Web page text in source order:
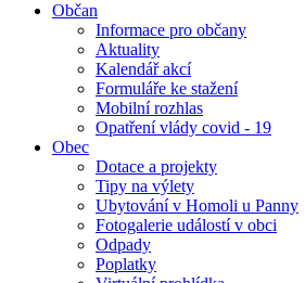
Občan
Informace pro občany
Aktuality
Kalendář akcí
Formuláře ke stažení
Mobilní rozhlas
Opatření vlády covid - 19
Obec
Dotace a projekty
Tipy na výlety
Ubytování v Homoli u Panny
Fotogalerie událostí v obci
Odpady
Poplatky